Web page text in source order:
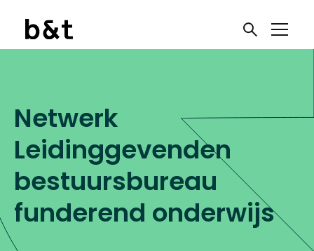
Netwerk
Leidinggevenden
bestuursbureau
funderend onderwijs